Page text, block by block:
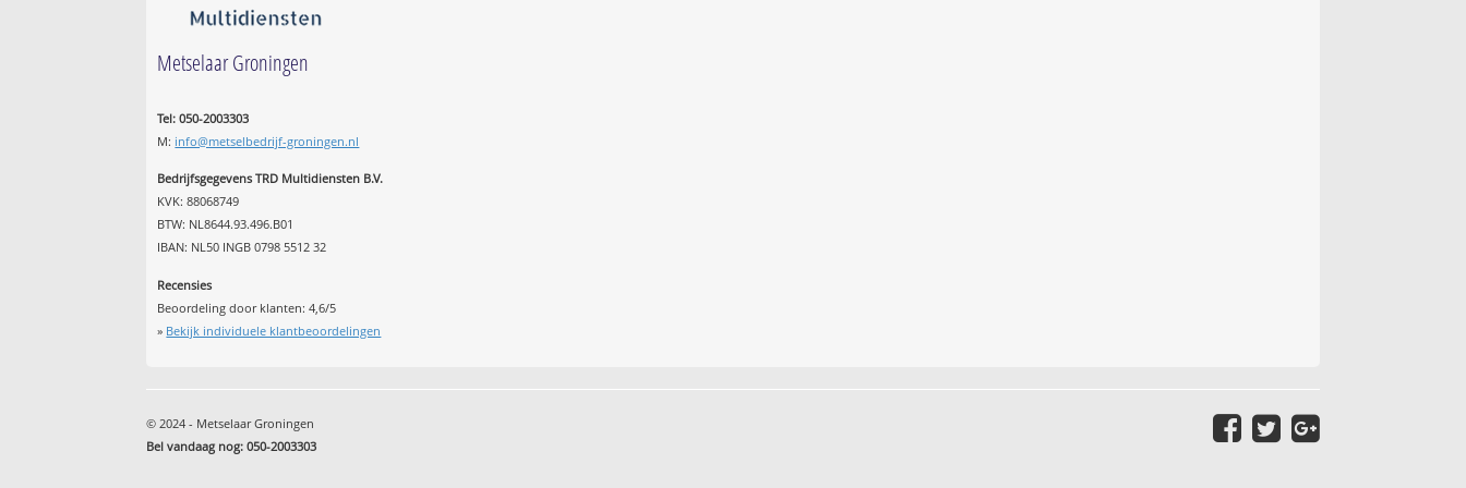
Metselaar Groningen
Tel: 050-2003303
M: info@metselbedrijf-groningen.nl
Bedrijfsgegevens TRD Multidiensten B.V.
KVK: 88068749
BTW: NL8644.93.496.B01
IBAN: NL50 INGB 0798 5512 32
Recensies
Beoordeling door klanten:4,6/5
» Bekijk individuele klantbeoordelingen
© 2024 - Metselaar Groningen
Bel vandaag nog: 050-2003303